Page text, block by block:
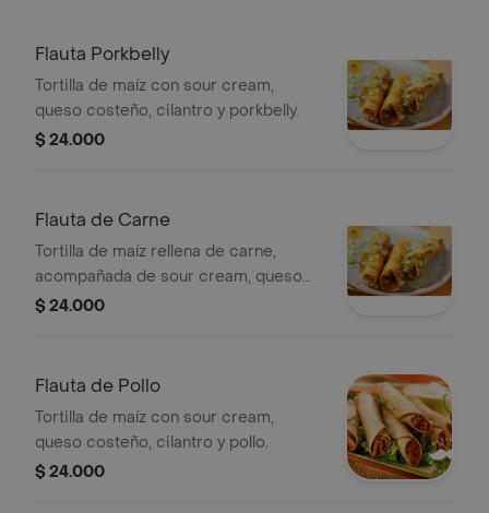
Flauta Porkbelly
Tortilla de maíz con sour cream,
queso costeño, cilantro y porkbelly.
$ 24.000
Flauta de Carne
Tortilla de maíz rellena de carne,
acompañada de sour cream, queso
costeño y cilantro.
$ 24.000
Flauta de Pollo
Tortilla de maíz con sour cream,
queso costeño, cilantro y pollo.
$ 24.000